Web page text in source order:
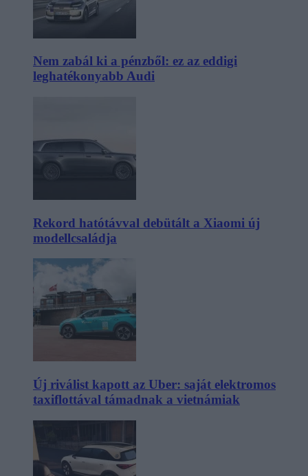
Nem zabál ki a pénzből: ez az eddigi
leghatékonyabb Audi
Rekord hatótávval debütált a Xiaomi új
modellcsaládja
Új riválist kapott az Uber: saját elektromos
taxiflottával támadnak a vietnámiak